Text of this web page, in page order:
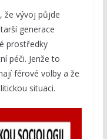
že vývoj půjde
generace
prostředky
péči. Jenže to
férové volby a že
situaci.